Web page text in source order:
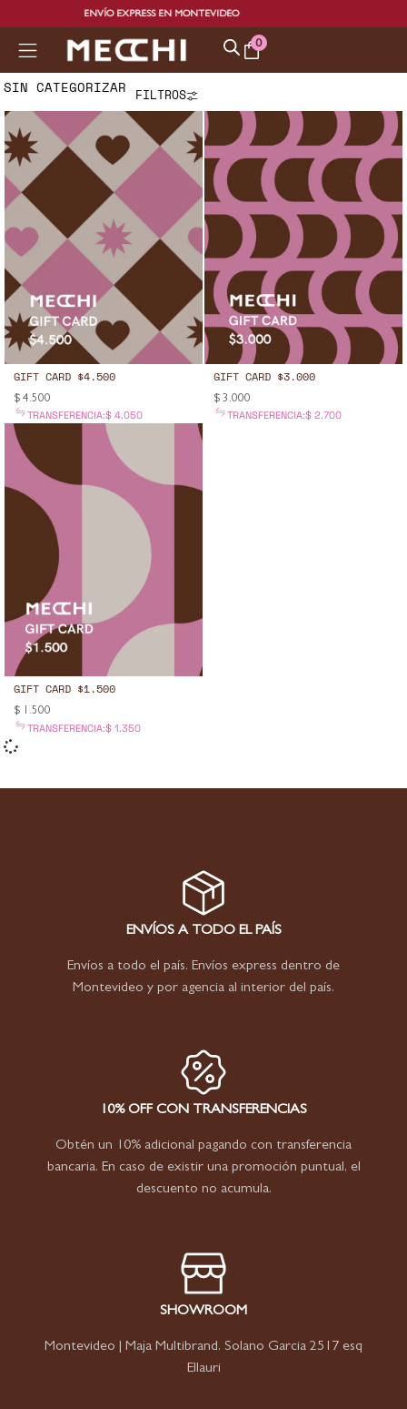
ENVÍO EXPRESS EN MONTEVIDEO
0
SIN CATEGORIZAR FILTROS
GIFT CARD $4.500
$ 4.500
TRANSFERENCIA:$ 4.050
GIFT CARD $3.000
$ 3.000
TRANSFERENCIA:$ 2.700
GIFT CARD $1.500
$ 1.500
TRANSFERENCIA:$ 1.350
ENVÍOS A TODO EL PAÍS
Envíos a todo el país. Envíos express dentro de
Montevideo y por agencia al interior del país.
10% OFF CON TRANSFERENCIAS
Obtén un 10% adicional pagando con transferencia
bancaria. En caso de existir una promoción puntual, el
descuento no acumula.
SHOWROOM
Montevideo | Maja Multibrand. Solano Garcia 2517 esq
Ellauri